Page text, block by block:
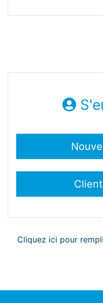
Cliquez ici pour